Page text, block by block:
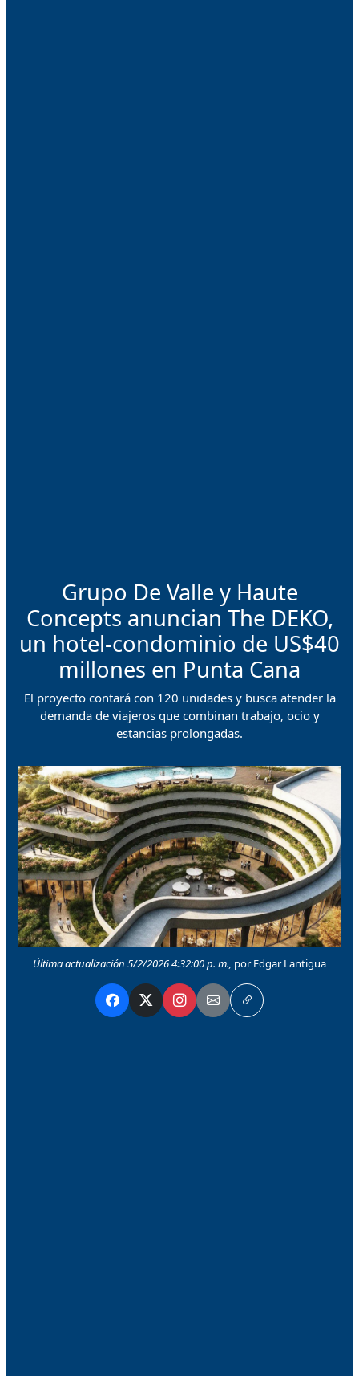
Grupo De Valle y Haute
Concepts anuncian The DEKO,
un hotel-condominio de US$40
millones en Punta Cana
El proyecto contará con 120 unidades y busca atender la
demanda de viajeros que combinan trabajo, ocio y
estancias prolongadas.
Última actualización 5/2/2026 4:32:00 p. m., por Edgar Lantigua